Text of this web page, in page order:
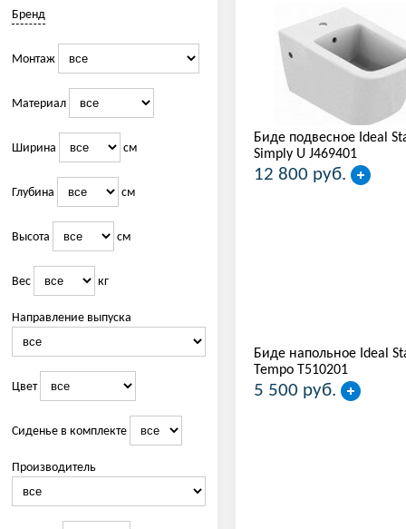
Биде подвесное Ideal
Simply U J469401
12 800 руб.
Биде напольное Ideal
Tempo T510201
5 500 руб.
Бренд
Монтаж
Материал
Ширина см
Глубина см
Высота см
Вес кг
Направление выпуска
Цвет
Сиденье в комплекте
Производитель